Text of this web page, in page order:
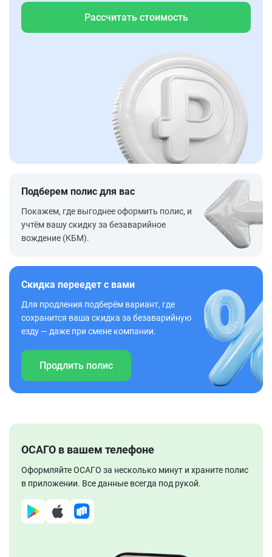
Рассчитать стоимость
Подберем полис для вас
Покажем, где выгоднее оформить полис, и
учтём вашу скидку за безаварийное
вождение (КБМ).
Скидка переедет с вами
Для продления подберём вариант, где
сохранится ваша скидка за безаварийную
езду — даже при смене компании.
Продлить полис
ОСАГО в вашем телефоне
Оформляйте ОСАГО за несколько минут и храните полис
в приложении. Все данные всегда под рукой.